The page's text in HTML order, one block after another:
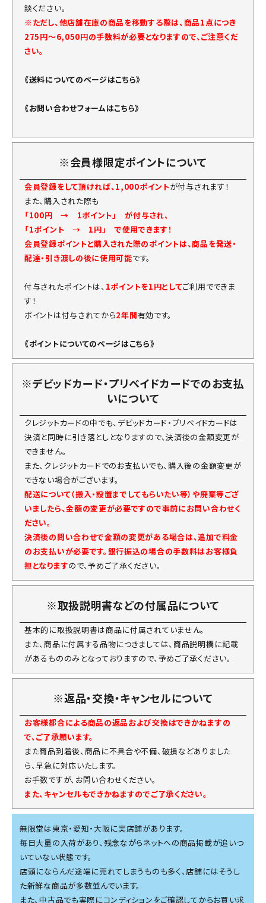
談ください。
※ただし、他店舗在庫の商品を移動する際は、商品1点につき
275円～6,050円の手数料が必要となりますので、ご注意くだ
さい。
《送料についてのページはこちら》
《お問い合わせフォームはこちら》
※会員様限定ポイントについて
会員登録をして頂ければ、1,000ポイントが付与されます！
また、購入された際も
「100円 → 1ポイント」 が付与され、
「1ポイント → 1円」 で使用できます！
会員登録ポイントと購入された際のポイントは、商品を発送・
配達・引き渡しの後に使用可能です。
付与されたポイントは、 1ポイントを1円としてご利用でできま
す！
ポイントは付与されてから2年間有効です。
《ポイントについてのページはこちら》
※デビッドカード・プリベイドカードでのお支払
いについて
クレジットカードの中でも、デビッドカード・プリベイドカードは
決済と同時に引き落としとなりますので、決済後の金額変更が
できません。
また、クレジットカードでのお支払いでも、購入後の金額変更が
できない場合がございます。
配送について（搬入・設置までしてもらいたい等）や廃棄等ござ
いましたら、金額の変更が必要ですので事前にお問い合わせく
ださい。
決済後の問い合わせで金額の変更がある場合は、追加で料金
のお支払いが必要です。銀行振込の場合の手数料はお客様負
担となりますので、予めご了承ください。
※取扱説明書などの付属品について
基本的に取扱説明書は商品に付属されていません。
また、商品に付属する品物につきましては、商品説明欄に記載
があるもののみとなっておりますので、予めご了承ください。
※返品・交換・キャンセルについて
お客様都合による商品の返品および交換はできかねますの
で、ご了承願います。
また商品到着後、商品に不具合や不備、破損などありました
ら、早急に対応いたします。
お手数ですが、お問い合わせください。
また、キャンセルもできかねますのでご了承ください。
無限堂は東京・愛知・大阪に実店舗があります。
毎日大量の入荷があり、残念ながらネットへの商品掲載が追いつ
いていない状態です。
店頭にならんだ途端に売れてしまうものも多く、店舗にはそうし
た新鮮な商品が多数並んでいます。
また、中古品でも実際にコンディションをご確認してからお買い求